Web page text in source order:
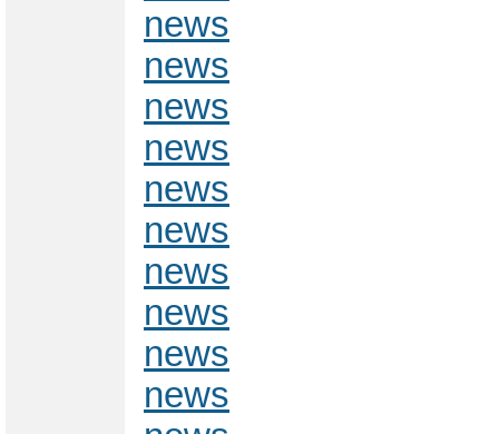
news
news
news
news
news
news
news
news
news
news